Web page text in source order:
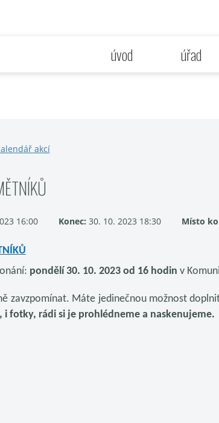
úvod úřad
akcí
16:00 Konec: 30. 10. 2023 18:30 Místo
pondělí 30. 10. 2023 od 16 hodin v
zavzpomínat. Máte jedinečnou možnost
i fotky, rádi si je prohlédneme a naskenujeme.